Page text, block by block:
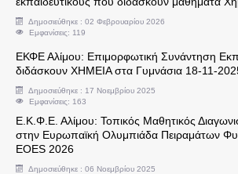
Αξιολόγηση - Πειθαρχικά
Κρατικό Πιστοποιητικό
Απόδοση Β' Ειδικότητας
Κρατικό Πιστοποιητικό
Δημοσιεύθηκε : 02 Φεβρουαρίου 2026
Εμφανίσεις: 119
ΕΚΦΕ Αλίμου: Επιμορφωτική Συνάντηση
διδάσκουν ΧΗΜΕΙΑ στα Γυμνάσια 18-11-
Δημοσιεύθηκε : 17 Νοεμβρίου 2025
Εμφανίσεις: 163
Ε.Κ.Φ.Ε. Αλίμου: Τοπικός Μαθητικός
στην Ευρωπαϊκή Ολυμπιάδα Πειραμάτων
EOES 2026
Δημοσιεύθηκε : 06 Νοεμβρίου 2025